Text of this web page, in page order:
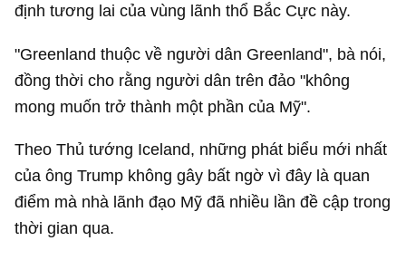
định tương lai của vùng lãnh thổ Bắc Cực này.
"Greenland thuộc về người dân Greenland", bà nói,
đồng thời cho rằng người dân trên đảo "không
mong muốn trở thành một phần của Mỹ".
Theo Thủ tướng Iceland, những phát biểu mới nhất
của ông Trump không gây bất ngờ vì đây là quan
điểm mà nhà lãnh đạo Mỹ đã nhiều lần đề cập trong
thời gian qua.